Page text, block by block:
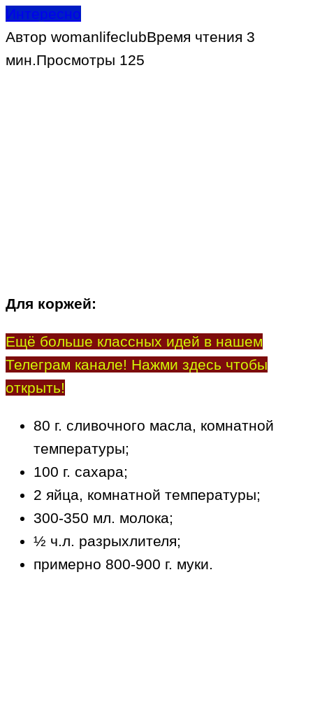
Интересно
Автор womanlifeclubВремя чтения 3
мин.Просмотры 125
Для коржей:
Ещё больше классных идей в нашем
Телеграм канале! Нажми здесь чтобы
открыть!
80 г. сливочного масла, комнатной
температуры;
100 г. сахара;
2 яйца, комнатной температуры;
300-350 мл. молока;
½ ч.л. разрыхлителя;
примерно 800-900 г. муки.